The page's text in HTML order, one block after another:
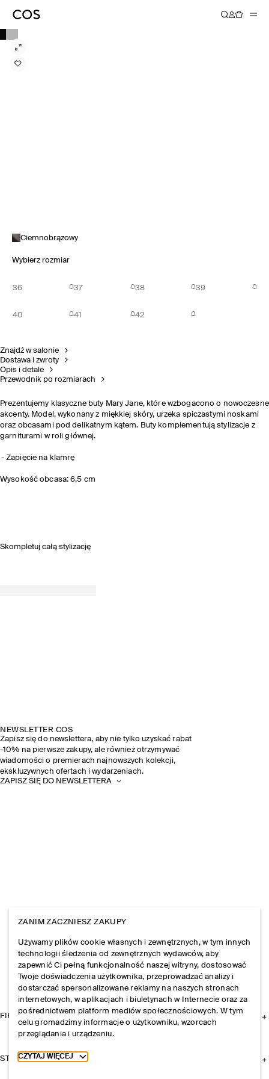
Ciemnobrązowy
Wybierz rozmiar
36 37 38 39
40 41 42
Znajdź w salonie
Dostawa i zwroty
Opis i detale
Przewodnik po rozmiarach
Prezentujemy klasyczne buty Mary Jane, które wzbogacono o nowoczesne
akcenty. Model, wykonany z miękkiej skóry, urzeka spiczastymi noskami
oraz obcasami pod delikatnym kątem. Buty komplementują stylizacje z
garniturami w roli głównej.
Zapięcie na klamrę
Wysokość obcasa: 6,5 cm
Skompletuj całą stylizację
NEWSLETTER COS
Zapisz się do newslettera, aby nie tylko uzyskać rabat
-10% na pierwsze zakupy, ale również otrzymywać
wiadomości o premierach najnowszych kolekcji,
ekskluzywnych ofertach i wydarzeniach.
ZAPISZ SIĘ DO NEWSLETTERA
FIRMA
STREFA KLIENTA
ZANIM ZACZNIESZ ZAKUPY
Używamy plików cookie własnych i zewnętrznych, w tym innych
technologii śledzenia od zewnętrznych wydawców, aby
zapewnić Ci pełną funkcjonalność naszej witryny, dostosować
Twoje doświadczenia użytkownika, przeprowadzać analizy i
dostarczać spersonalizowane reklamy na naszych stronach
internetowych, w aplikacjach i biuletynach w Internecie oraz za
pośrednictwem platform mediów społecznościowych. W tym
celu gromadzimy informacje o użytkowniku, wzorcach
przeglądania i urządzeniu.
Toggle more cookie information
CZYTAJ WIĘCEJ